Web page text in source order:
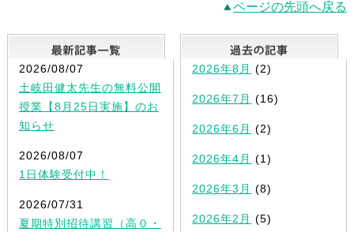
ページの先頭へ戻る
最新記事一覧
2026/08/07
土岐田健太先生の無料公開
授業【8月25日実施】のお
知らせ
2026/08/07
1日体験受付中！
2026/07/31
夏期特別招待講習（高０・
2026年8月 (2)
2026年7月 (16)
2026年6月 (2)
2026年4月 (1)
2026年3月 (8)
2026年2月 (5)